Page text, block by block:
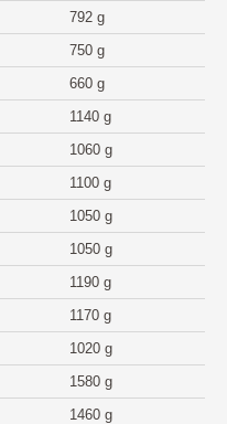
792 g
750 g
660 g
1140 g
1060 g
1100 g
1050 g
1050 g
1190 g
1170 g
1020 g
1580 g
1460 g